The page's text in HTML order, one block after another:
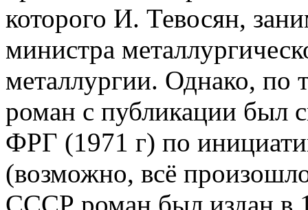
которого И. Тевосян,
министра
металлургии. Однако, по
роман с публикации был
ФРГ (1971 г) по
(возможно, всё